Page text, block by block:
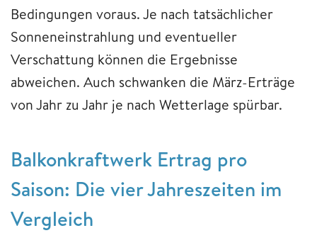
Bedingungen voraus. Je nach tatsächlicher
Sonneneinstrahlung und eventueller
Verschattung können die Ergebnisse
abweichen. Auch schwanken die März-Erträge
von Jahr zu Jahr je nach Wetterlage spürbar.
Balkonkraftwerk Ertrag pro
Saison: Die vier Jahreszeiten im
Vergleich